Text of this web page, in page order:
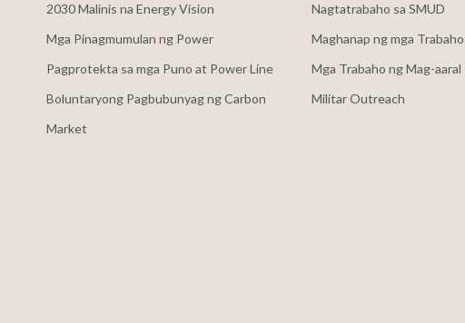
2030 Malinis na Energy Vision
Mga Pinagmumulan ng Power
Pagprotekta sa mga Puno at Power Line
Boluntaryong Pagbubunyag ng Carbon
Market
Nagtatrabaho sa SMUD
Maghanap ng mga Trabaho
Mga Trabaho ng Mag-aaral
Militar Outreach